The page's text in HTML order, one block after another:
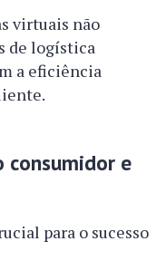
virtuais não
de logística
a eficiência
consumidor e
para o sucesso